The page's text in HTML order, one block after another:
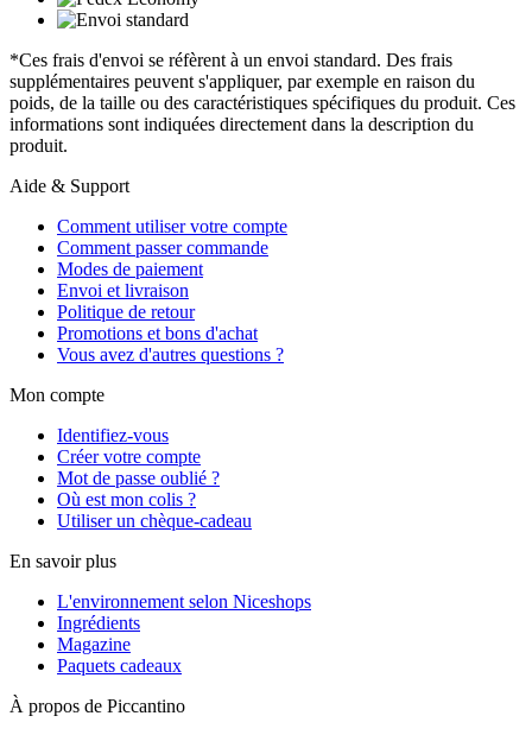
*Ces frais d'envoi se réfèrent à un envoi standard. Des frais
supplémentaires peuvent s'appliquer, par exemple en raison du
poids, de la taille ou des caractéristiques spécifiques du produit. Ces
informations sont indiquées directement dans la description du
produit.
Aide & Support
Comment utiliser votre compte
Comment passer commande
Modes de paiement
Envoi et livraison
Politique de retour
Promotions et bons d'achat
Vous avez d'autres questions ?
Mon compte
Identifiez-vous
Créer votre compte
Mot de passe oublié ?
Où est mon colis ?
Utiliser un chèque-cadeau
En savoir plus
L'environnement selon Niceshops
Ingrédients
Magazine
Paquets cadeaux
À propos de Piccantino